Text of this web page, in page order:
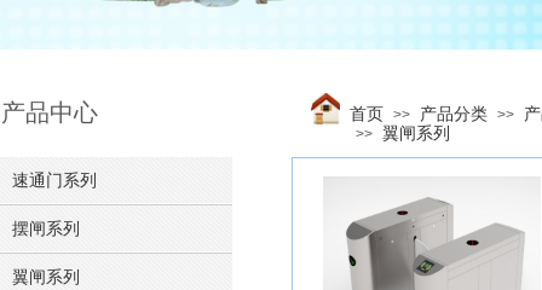
产品中心 首页 >> 产品分类 >>
>> 翼闸系列
速通门系列
摆闸系列
翼闸系列